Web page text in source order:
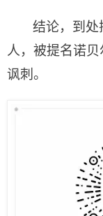
结论，到
人，被提名诺
讽刺。